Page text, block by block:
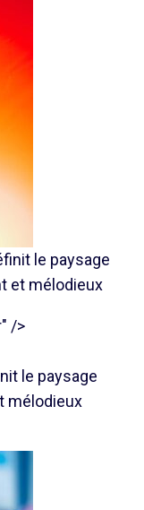
le paysage
et mélodieux
/>
le paysage
mélodieux